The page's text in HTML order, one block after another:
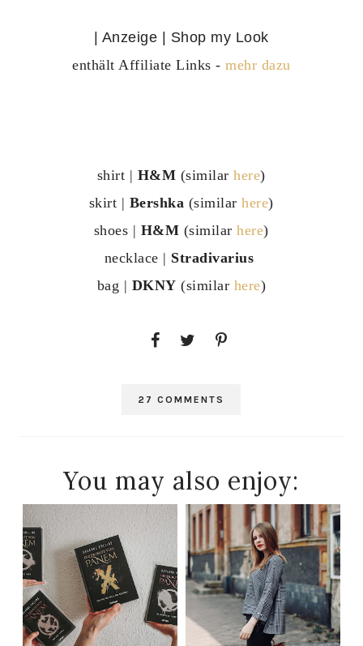
| Anzeige | Shop my Look
enthält Affiliate Links -mehr dazu
shirt | H&M (similarhere)
skirt | Bershka (similarhere)
shoes | H&M (similarhere)
necklace | Stradivarius
bag | DKNY (similar here)
27 COMMENTS
You may also enjoy: